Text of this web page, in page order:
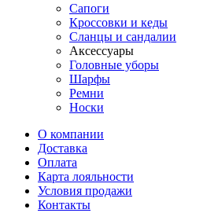
Сапоги
Кроссовки и кеды
Сланцы и сандалии
Аксессуары
Головные уборы
Шарфы
Ремни
Носки
О компании
Доставка
Оплата
Карта лояльности
Условия продажи
Контакты